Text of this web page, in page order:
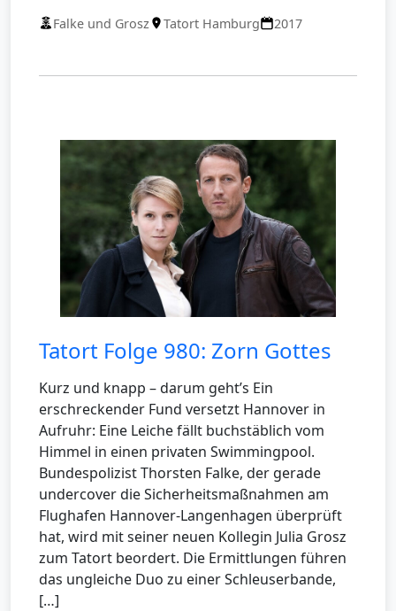
Falke und Grosz Tatort Hamburg 2017
Tatort Folge 980: Zorn Gottes
Kurz und knapp – darum geht’s Ein
erschreckender Fund versetzt Hannover in
Aufruhr: Eine Leiche fällt buchstäblich vom
Himmel in einen privaten Swimmingpool.
Bundespolizist Thorsten Falke, der gerade
undercover die Sicherheitsmaßnahmen am
Flughafen Hannover-Langenhagen überprüft
hat, wird mit seiner neuen Kollegin Julia Grosz
zum Tatort beordert. Die Ermittlungen führen
das ungleiche Duo zu einer Schleuserbande,
[…]